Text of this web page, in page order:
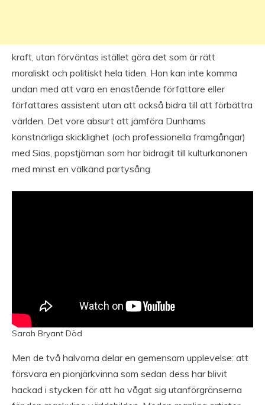
kraft, utan förväntas istället göra det som är rätt
moraliskt och politiskt hela tiden. Hon kan inte komma
undan med att vara en enastående författare eller
författares assistent utan att också bidra till att förbättra
världen. Det vore absurt att jämföra Dunhams
konstnärliga skicklighet (och professionella framgångar)
med Sias, popstjärnan som har bidragit till kulturkanonen
med minst en välkänd partysång.
Sarah Bryant Död
Men de två halvorna delar en gemensam upplevelse: att
försvara en pionjärkvinna som sedan dess har blivit
hackad i stycken för att ha vågat sig utanförgränserna